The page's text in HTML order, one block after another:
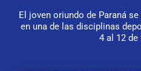
El joven oriundo de Paraná
en una de las disciplinas
4 al 12 de